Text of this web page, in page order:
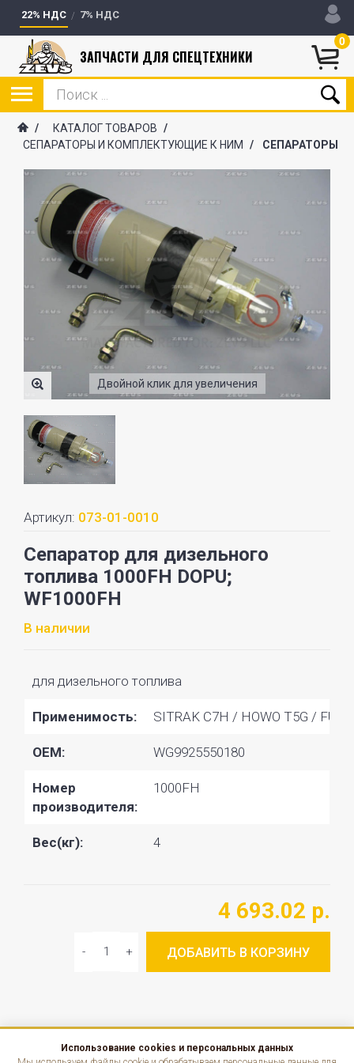
22% НДС 7% НДС
0
ЗАПЧАСТИ ДЛЯ СПЕЦТЕХНИКИ
/ КАТАЛОГ ТОВАРОВ /
СЕПАРАТОРЫ И КОМПЛЕКТУЮЩИЕ К НИМ
/ СЕПАРАТОРЫ
Двойной клик для увеличения
Артикул: 073-01-0010
Сепаратор для дизельного
топлива 1000FH DOPU;
WF1000FH
В наличии
для дизельного топлива
Применимость: SITRAK C7H / HOWO T5G / FUSO
OEM: WG9925550180
Номер
производителя:
1000FH
Вес(кг): 4
4 693.02 р.
ДОБАВИТЬ В КОРЗИНУ
КАТАЛОГ
Использование cookies и персональных данных